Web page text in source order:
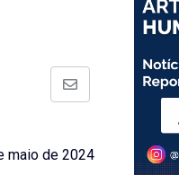
Share
Email
maio de 2024